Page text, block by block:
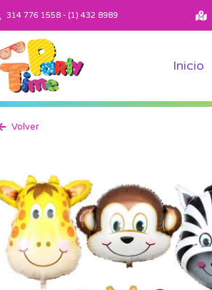
314 776 1558 - (1) 432 8989
Inicio
Volver